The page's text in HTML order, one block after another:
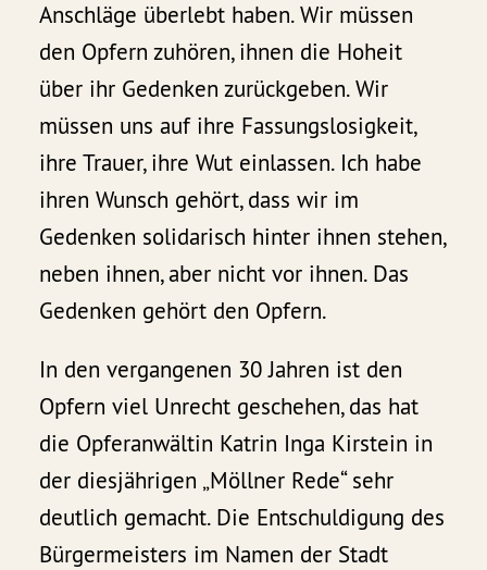
Anschläge überlebt haben. Wir müssen
den Opfern zuhören, ihnen die Hoheit
über ihr Gedenken zurückgeben. Wir
müssen uns auf ihre Fassungslosigkeit,
ihre Trauer, ihre Wut einlassen. Ich habe
ihren Wunsch gehört, dass wir im
Gedenken solidarisch hinter ihnen stehen,
neben ihnen, aber nicht vor ihnen. Das
Gedenken gehört den Opfern.
In den vergangenen 30 Jahren ist den
Opfern viel Unrecht geschehen, das hat
die Opferanwältin Katrin Inga Kirstein in
der diesjährigen „Möllner Rede“ sehr
deutlich gemacht. Die Entschuldigung des
Bürgermeisters im Namen der Stadt